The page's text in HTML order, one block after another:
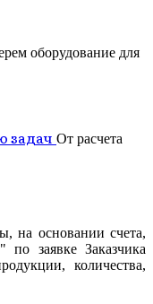
оборудование для
задач От расчета
на основании счета,
заявке Заказчика
количества,